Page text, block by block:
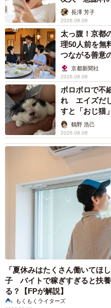
解説】長澤 芳子
2026.08.08
太っ腹！京都
理50人前を無
つながる善意
京都新聞社
2026.08.08
ボロボロで不
れ エイズだ
すと「おじ猫
鶴野 浩己
2026.08.08
「夏休みはたくさん働いてほ
子 バイトで稼ぎすぎると扶
る？【FPが解説】
もくもくライターズ